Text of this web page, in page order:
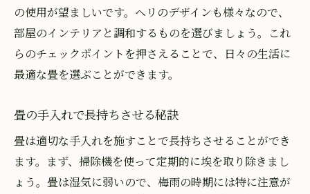
の使用が望ましいです。ヘリのデザインも様々なので、
部屋のインテリアと調和するものを選びましょう。これ
らのチェックポイントを押さえることで、日々の生活に
最適な畳を選ぶことができます。
畳の手入れで長持ちさせる秘訣
畳は適切な手入れを施すことで長持ちさせることができ
ます。まず、掃除機を使って定期的に埃を取り除きまし
ょう。畳は湿気に弱いので、梅雨の時期には特に注意が